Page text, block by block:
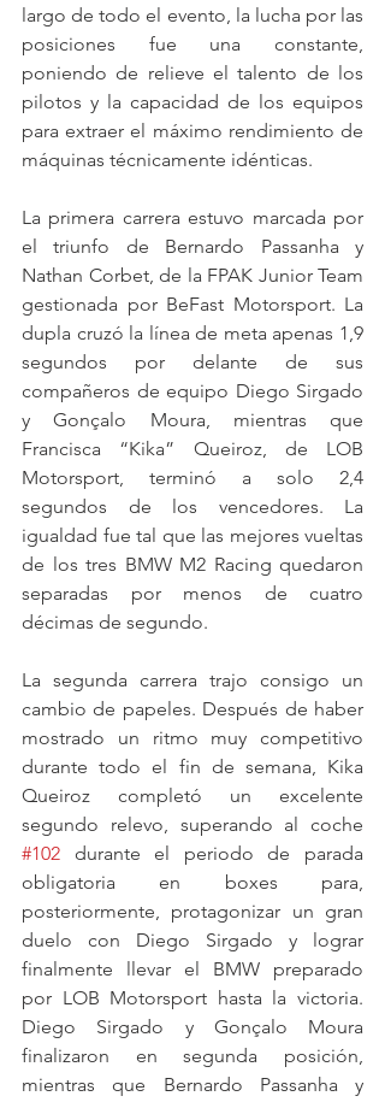
largo de todo el evento, la lucha por las
posiciones fue una constante,
poniendo de relieve el talento de los
pilotos y la capacidad de los equipos
para extraer el máximo rendimiento de
máquinas técnicamente idénticas.
La primera carrera estuvo marcada por
el triunfo de Bernardo Passanha y
Nathan Corbet, de la FPAK Junior Team
gestionada por BeFast Motorsport. La
dupla cruzó la línea de meta apenas 1,9
segundos por delante de sus
compañeros de equipo Diego Sirgado
y Gonçalo Moura, mientras que
Francisca “Kika” Queiroz, de LOB
Motorsport, terminó a solo 2,4
segundos de los vencedores. La
igualdad fue tal que las mejores vueltas
de los tres BMW M2 Racing quedaron
separadas por menos de cuatro
décimas de segundo.
La segunda carrera trajo consigo un
cambio de papeles. Después de haber
mostrado un ritmo muy competitivo
durante todo el fin de semana, Kika
Queiroz completó un excelente
#102 durante el periodo de parada
obligatoria en boxes para,
posteriormente, protagonizar un gran
duelo con Diego Sirgado y lograr
finalmente llevar el BMW preparado
por LOB Motorsport hasta la victoria.
Diego Sirgado y Gonçalo Moura
finalizaron en segunda posición,
mientras que Bernardo Passanha y